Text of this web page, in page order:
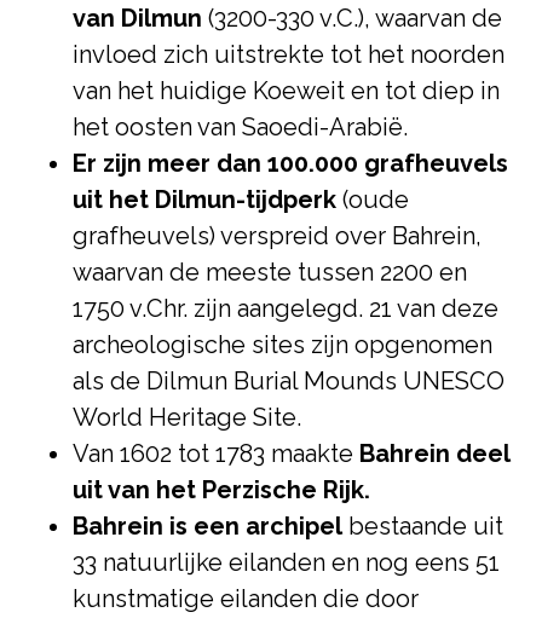
van Dilmun (3200-330 v.C.), waarvan de
invloed zich uitstrekte tot het noorden
van het huidige Koeweit en tot diep in
het oosten van Saoedi-Arabië.
Er zijn meer dan 100.000 grafheuvels
uit het Dilmun-tijdperk (oude
grafheuvels) verspreid over Bahrein,
waarvan de meeste tussen 2200 en
1750 v.Chr. zijn aangelegd. 21 van deze
archeologische sites zijn opgenomen
als de Dilmun Burial Mounds UNESCO
World Heritage Site.
Van 1602 tot 1783 maakte Bahrein deel
uit van het Perzische Rijk.
Bahrein is een archipelbestaande uit
33 natuurlijke eilanden en nog eens 51
kunstmatige eilanden die door